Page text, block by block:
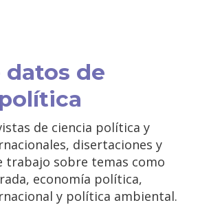
datos de
de ciencia política y
disertaciones y
trabajo sobre temas como
economía política,
y política ambiental.